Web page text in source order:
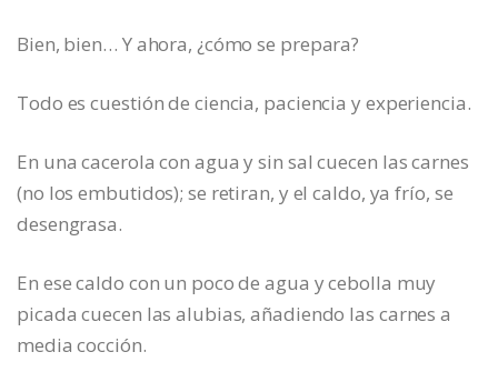
Bien, bien… Y ahora, ¿cómo se prepara?
Todo es cuestión de ciencia, paciencia y experiencia.
En una cacerola con agua y sin sal cuecen las carnes
(no los embutidos); se retiran, y el caldo, ya frío, se
desengrasa.
En ese caldo con un poco de agua y cebolla muy
picada cuecen las alubias, añadiendo las carnes a
media cocción.